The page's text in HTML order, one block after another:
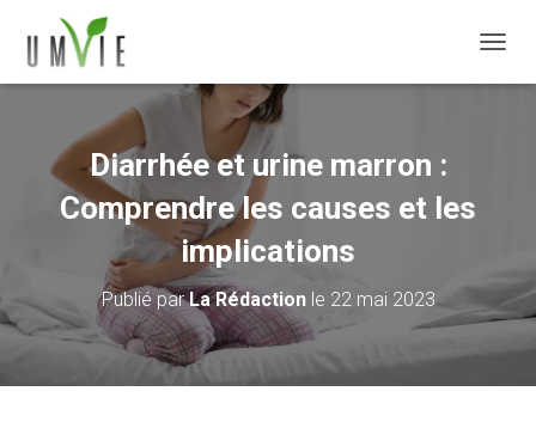
Diarrhée et urine marron :
Comprendre les causes et les
implications
Publié parLa Rédactionle 22 mai 2023